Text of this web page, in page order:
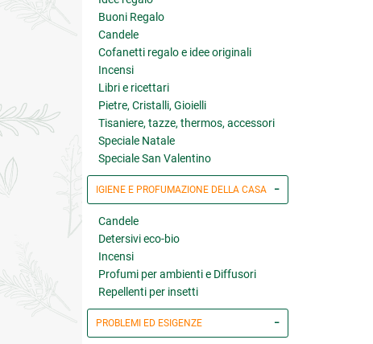
Buoni Regalo
Candele
Cofanetti regalo e idee originali
Incensi
Libri e ricettari
Pietre, Cristalli, Gioielli
Tisaniere, tazze, thermos, accessori
Speciale Natale
Speciale San Valentino
IGIENE E PROFUMAZIONE DELLA CASA
Candele
Detersivi eco-bio
Incensi
Profumi per ambienti e Diffusori
Repellenti per insetti
PROBLEMI ED ESIGENZE